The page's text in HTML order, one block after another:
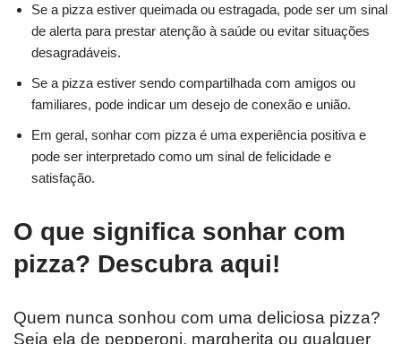
Se a pizza estiver queimada ou estragada, pode ser um sinal
de alerta para prestar atenção à saúde ou evitar situações
desagradáveis.
Se a pizza estiver sendo compartilhada com amigos ou
familiares, pode indicar um desejo de conexão e união.
Em geral, sonhar com pizza é uma experiência positiva e
pode ser interpretado como um sinal de felicidade e
satisfação.
O que significa sonhar com
pizza? Descubra aqui!
Quem nunca sonhou com uma deliciosa pizza?
Seja ela de pepperoni, margherita ou qualquer